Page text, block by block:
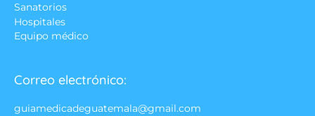
Sanatorios
Hospitales
Equipo médico
Correo electrónico:
guiamedicadeguatemala@gmail.com